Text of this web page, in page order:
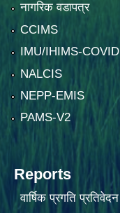
नागरिक वडापत्र
CCIMS
IMU/IHIMS-COVID
NALCIS
NEPP-EMIS
PAMS-V2
Reports
वार्षिक प्रगति प्रतिवेदन